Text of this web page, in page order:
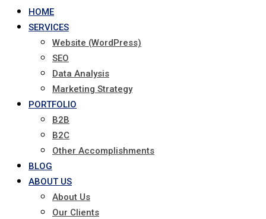
HOME
SERVICES
Website (WordPress)
SEO
Data Analysis
Marketing Strategy
PORTFOLIO
B2B
B2C
Other Accomplishments
BLOG
ABOUT US
About Us
Our Clients